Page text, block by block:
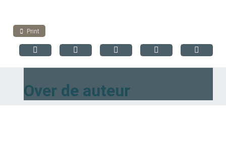
Print
Over de auteur